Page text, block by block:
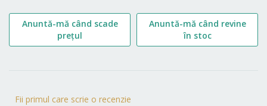
Fii primul care scrie o recenzie
Anuntă-mă când scade
prețul
Anuntă-mă când revine
în stoc